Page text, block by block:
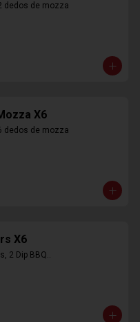
dedos de mozza
X6
dedos de mozza
X6
2 Dip BBQ..